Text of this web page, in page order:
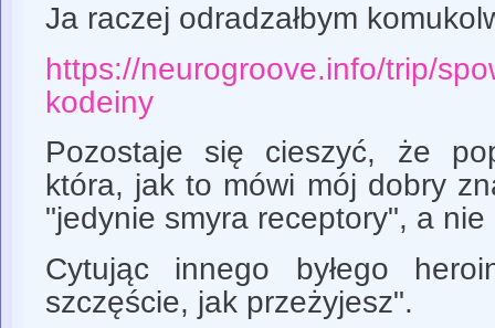
Ja raczej odradzałbym
https://neurogroove.info/trip/
kodeiny
Pozostaje się cieszyć, że
która, jak to mówi mój dobry
"jedynie smyra receptory", a nie
Cytując innego byłego
szczęście, jak przeżyjesz".